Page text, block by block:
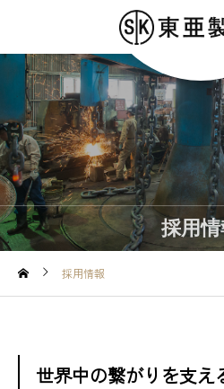
採用
採用情報
世界中の繋がりを支え